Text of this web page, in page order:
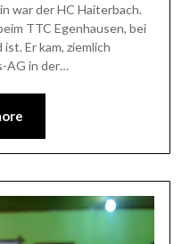
war der HC Haiterbach.
TTC Egenhausen, bei
Er kam, ziemlich
AG in der…